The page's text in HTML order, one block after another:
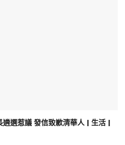
遴選惹議 發信致歉清華人 | 生活 |